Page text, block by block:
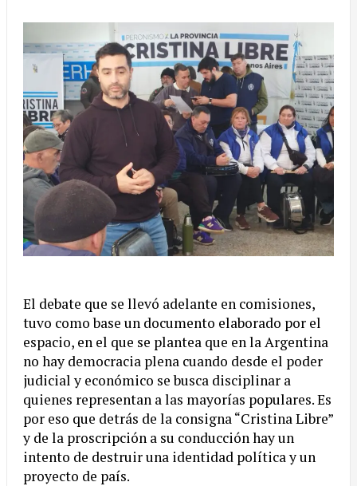
El debate que se llevó adelante en comisiones,
tuvo como base un documento elaborado por el
espacio, en el que se plantea que en la Argentina
no hay democracia plena cuando desde el poder
judicial y económico se busca disciplinar a
quienes representan a las mayorías populares. Es
por eso que detrás de la consigna “Cristina Libre”
y de la proscripción a su conducción hay un
intento de destruir una identidad política y un
proyecto de país.